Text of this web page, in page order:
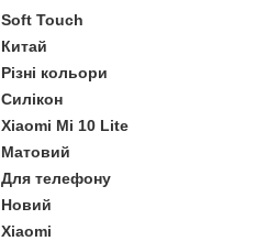
Soft Touch
Китай
Різні кольори
Силікон
Xiaomi Mi 10 Lite
Матовий
Для телефону
Новий
Xiaomi